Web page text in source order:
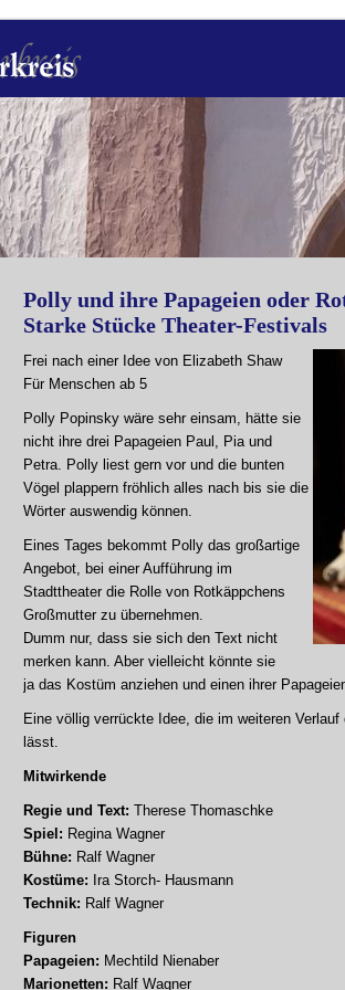
Polly und ihre Papageien oder
Starke Stücke Theater-Festivals
Frei nach einer Idee von Elizabeth Shaw
Für Menschen ab 5
Polly Popinsky wäre sehr einsam, hätte sie
nicht ihre drei Papageien Paul, Pia und
Petra. Polly liest gern vor und die bunten
Vögel plappern fröhlich alles nach bis sie die
Wörter auswendig können.
Eines Tages bekommt Polly das großartige
Angebot, bei einer Aufführung im
Stadttheater die Rolle von Rotkäppchens
Großmutter zu übernehmen.
Dumm nur, dass sie sich den Text nicht
merken kann. Aber vielleicht könnte sie
ja das Kostüm anziehen und einen ihrer
Eine völlig verrückte Idee, die im weiteren
lässt.
Mitwirkende
Regie und Text: Therese Thomaschke
Spiel: Regina Wagner
Bühne: Ralf Wagner
Kostüme: Ira Storch- Hausmann
Technik: Ralf Wagner
Figuren
Papageien: Mechtild Nienaber
Marionetten: Ralf Wagner